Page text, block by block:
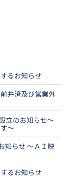
るお知らせ
弁済及び営業外
立のお知らせ～
～
知らせ ～ＡＩ映
るお知らせ